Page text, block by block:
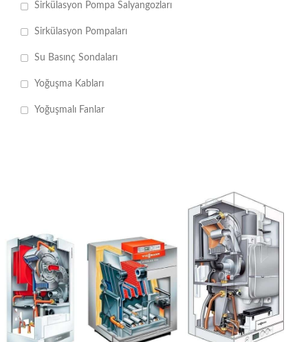
Sirkülasyon Pompa Salyangozları
Sirkülasyon Pompaları
Su Basınç Sondaları
Yoğuşma Kabları
Yoğuşmalı Fanlar